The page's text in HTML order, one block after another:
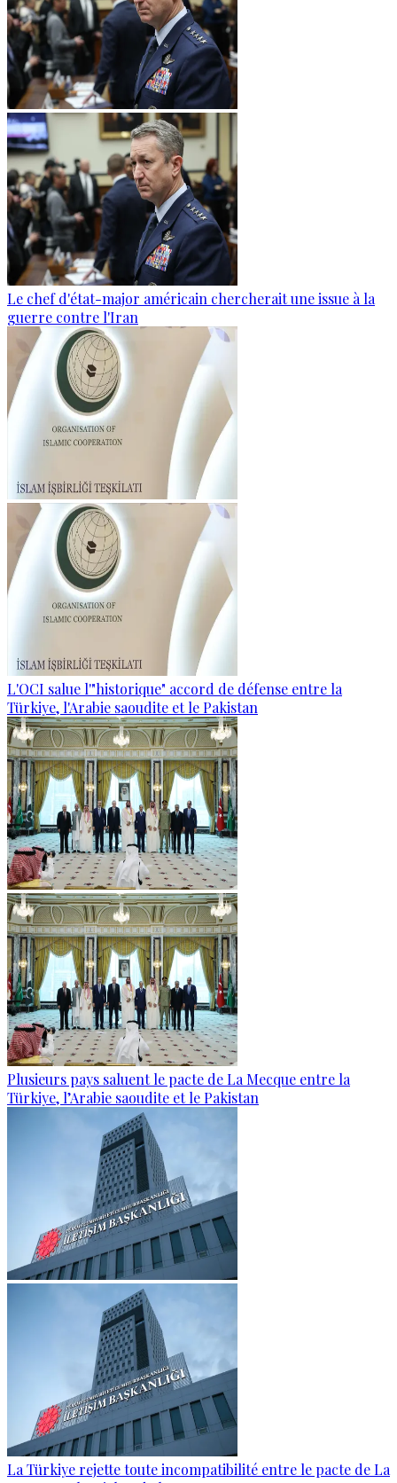
Le chef d'état-major américain chercherait une issue à la
guerre contre l'Iran
L'OCI salue l'"historique" accord de défense entre la
Türkiye, l'Arabie saoudite et le Pakistan
Plusieurs pays saluent le pacte de La Mecque entre la
Türkiye, l’Arabie saoudite et le Pakistan
La Türkiye rejette toute incompatibilité entre le pacte de La